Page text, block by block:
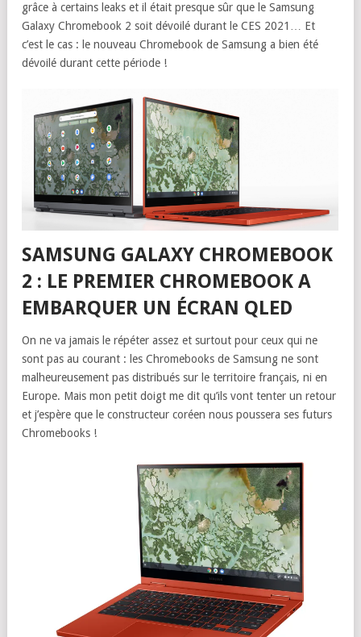
grâce à certains leaks et il était presque sûr que le Samsung
Galaxy Chromebook 2 soit dévoilé durant le CES 2021… Et
c’est le cas : le nouveau Chromebook de Samsung a bien été
dévoilé durant cette période !
SAMSUNG GALAXY CHROMEBOOK
2 : LE PREMIER CHROMEBOOK A
EMBARQUER UN ÉCRAN QLED
On ne va jamais le répéter assez et surtout pour ceux qui ne
sont pas au courant : les Chromebooks de Samsung ne sont
malheureusement pas distribués sur le territoire français, ni en
Europe. Mais mon petit doigt me dit qu’ils vont tenter un retour
et j’espère que le constructeur coréen nous poussera ses futurs
Chromebooks !